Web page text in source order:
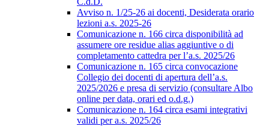
Avviso n. 1/25-26 ai docenti, Desiderata orario
lezioni a.s. 2025-26
Comunicazione n. 166 circa disponibilità ad
assumere ore residue alias aggiuntive o di
completamento cattedra per l’a.s. 2025/26
Comunicazione n. 165 circa convocazione
Collegio dei docenti di apertura dell’a.s.
2025/2026 e presa di servizio (consultare Albo
online per data, orari ed o.d.g.)
Comunicazione n. 164 circa esami integrativi
validi per a.s. 2025/26